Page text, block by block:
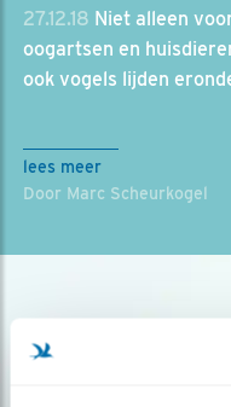
27.12.18 Niet alleen
oogartsen en
ook vogels lijden
lees meer
Door Marc Scheurkogel